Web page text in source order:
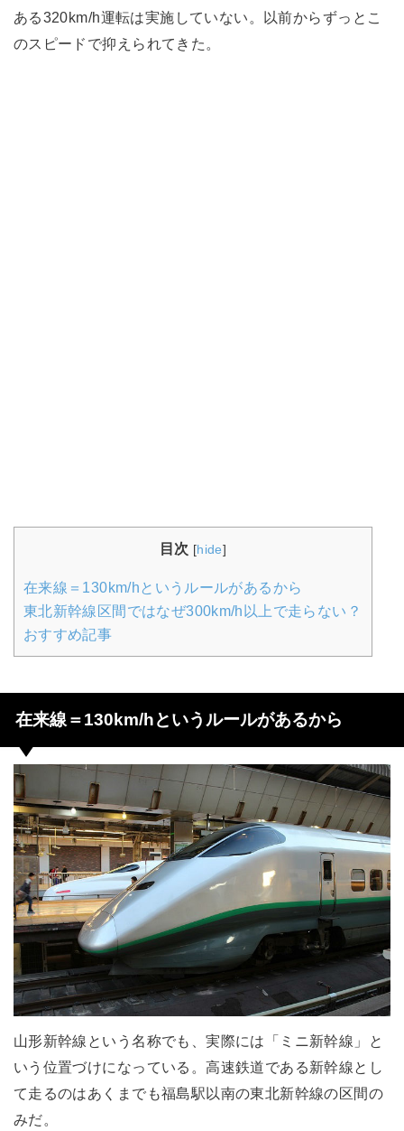
ある320km/h運転は実施していない。以前からずっとこ
のスピードで抑えられてきた。
目次 [hide]
在来線＝130km/hというルールがあるから
東北新幹線区間ではなぜ300km/h以上で走らない？
おすすめ記事
在来線＝130km/hというルールがあるから
山形新幹線という名称でも、実際には「ミニ新幹線」と
いう位置づけになっている。高速鉄道である新幹線とし
て走るのはあくまでも福島駅以南の東北新幹線の区間の
みだ。